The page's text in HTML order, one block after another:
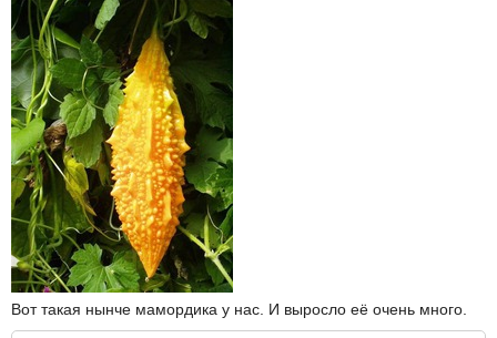
Вот такая нынче мамордика у нас. И выросло её очень много.